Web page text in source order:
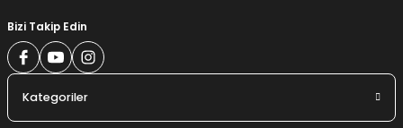
Bizi Takip Edin
Kategoriler